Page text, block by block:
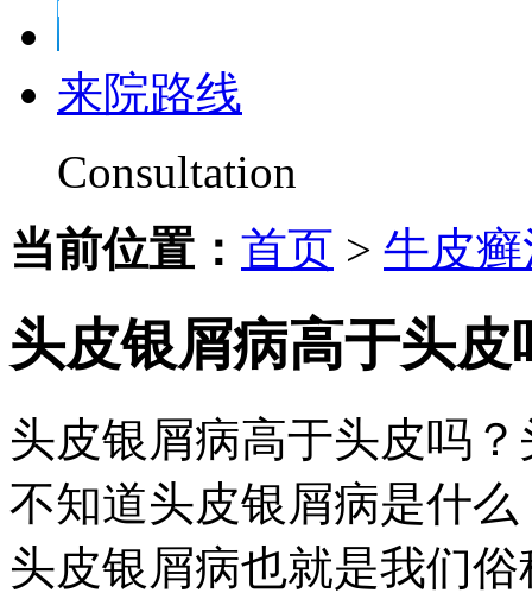
来院路线
Consultation
当前位置： 首页 > 牛皮
头皮银屑病高于头皮
头皮银屑病高于头皮吗
不知道头皮银屑病是什
头皮银屑病也就是我们